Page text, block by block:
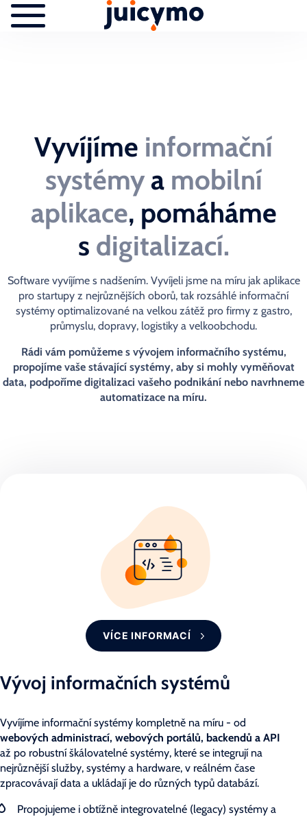
Vyvíjíme informační
systémya mobilní
aplikace, pomáháme
s digitalizací.
Software vyvíjíme s nadšením. Vyvíjeli jsme na míru jak aplikace
pro startupy z nejrůznějších oborů, tak rozsáhlé informační
systémy optimalizované na velkou zátěž pro firmy z gastro,
průmyslu, dopravy, logistiky a velkoobchodu.
Rádi vám pomůžeme s vývojem informačního systému,
propojíme vaše stávající systémy, aby si mohly vyměňovat
data, podpoříme digitalizaci vašeho podnikání nebo navrhneme
automatizace na míru.
VÍCE INFORMACÍ
Vývoj informačních systémů
Vyvíjíme informační systémy kompletně na míru - od
webových administrací, webových portálů, backendů a API
až po robustní škálovatelné systémy, které se integrují na
nejrůznější služby, systémy a hardware, v reálném čase
zpracovávají data a ukládají je do různých typů databází.
Propojujeme i obtížně integrovatelné (legacy) systémy a